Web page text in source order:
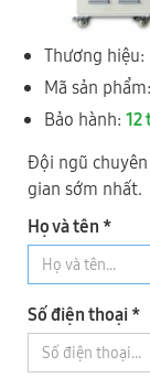
Thương hiệu:
Mã sản phẩm:
Bảo hành: 12
Đội ngũ
gian sớm nhất.
Họ và tên *
Số điện thoại *
(KCN Nguyên
0977 244 343-
0989 730 343-
2 TỈNH